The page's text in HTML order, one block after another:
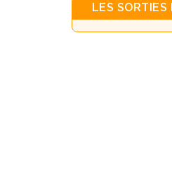
LES SORTIES